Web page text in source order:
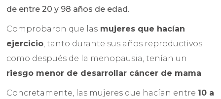
de entre 20 y 98 años de edad.
Comprobaron que las mujeres que hacían
ejercicio, tanto durante sus años reproductivos
como después de la menopausia, tenían un
riesgo menor de desarrollar cáncer de mama.
Concretamente, las mujeres que hacían entre 10 a